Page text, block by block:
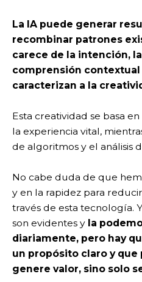
La IA puede generar
recombinar patrones
carece de la intención,
comprensión
caracterizan a la
Esta creatividad se basa
la experiencia vital,
de algoritmos y el análisis
No cabe duda de que
y en la rapidez para
través de esta tecnología.
son evidentes y la
diariamente, pero hay
un propósito claro y
genere valor, sino solo